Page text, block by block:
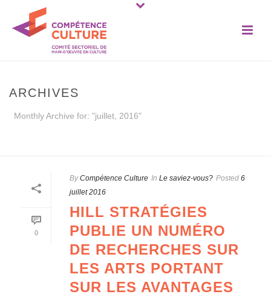
ARCHIVES
Monthly Archive for: "juillet, 2016"
0
By Compétence Culture In Le saviez-vous? Posted 6
juillet 2016
HILL STRATÉGIES
PUBLIE UN NUMÉRO
DE RECHERCHES SUR
LES ARTS PORTANT
SUR LES AVANTAGES